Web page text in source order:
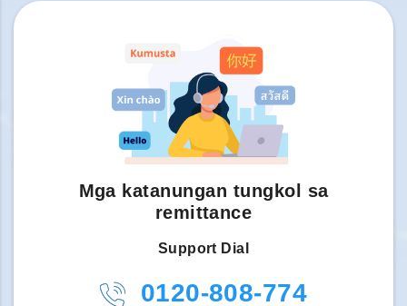
Mga katanungan tungkol sa
remittance
Support Dial
0120-808-774